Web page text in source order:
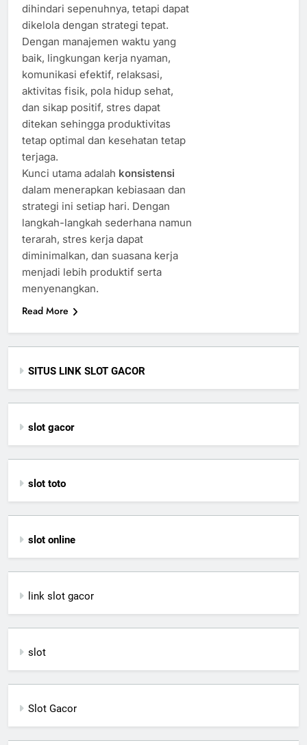
dihindari sepenuhnya, tetapi dapat
dikelola dengan strategi tepat.
Dengan manajemen waktu yang
baik, lingkungan kerja nyaman,
komunikasi efektif, relaksasi,
aktivitas fisik, pola hidup sehat,
dan sikap positif, stres dapat
ditekan sehingga produktivitas
tetap optimal dan kesehatan tetap
terjaga.
Kunci utama adalah konsistensi
dalam menerapkan kebiasaan dan
strategi ini setiap hari. Dengan
langkah-langkah sederhana namun
terarah, stres kerja dapat
diminimalkan, dan suasana kerja
menjadi lebih produktif serta
menyenangkan.
Read More
SITUS LINK SLOT GACOR
slot gacor
slot toto
slot online
link slot gacor
slot
Slot Gacor